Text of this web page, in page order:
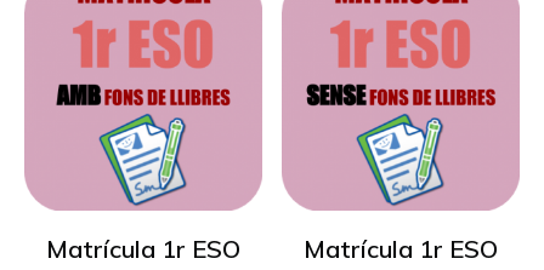
Matrícula 1r ESO
Matrícula 1r ESO